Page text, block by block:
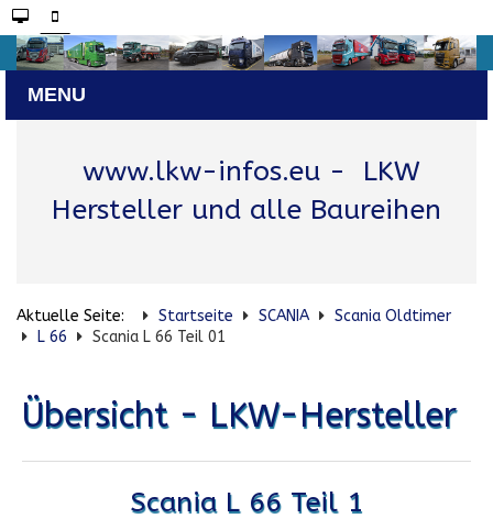
www.lkw-infos.eu- LKW
Hersteller und alle Baureihen
Aktuelle Seite: Startseite SCANIA
Scania Oldtimer
L 66
Scania L 66 Teil 01
Übersicht - LKW-Hersteller
Scania L 66 Teil 1